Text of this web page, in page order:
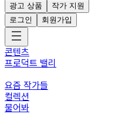
광고 상품
작가 지원
로그인
회원가입
콘텐츠
프로덕트 밸리
요즘 작가들
컬렉션
물어봐